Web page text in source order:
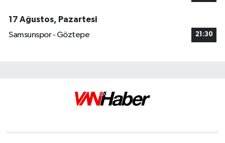
17 Ağustos, Pazartesi
Samsunspor - Göztepe
21:30